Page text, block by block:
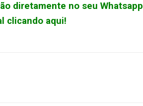
diretamente no seu Whatsapp
clicando aqui!